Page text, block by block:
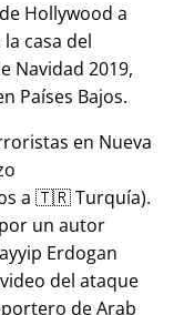
Hollywood a
casa del
Navidad 2019,
Países Bajos.
en Nueva
a 🇹🇷 Turquía).
un autor
Erdogan
del ataque
de Arab